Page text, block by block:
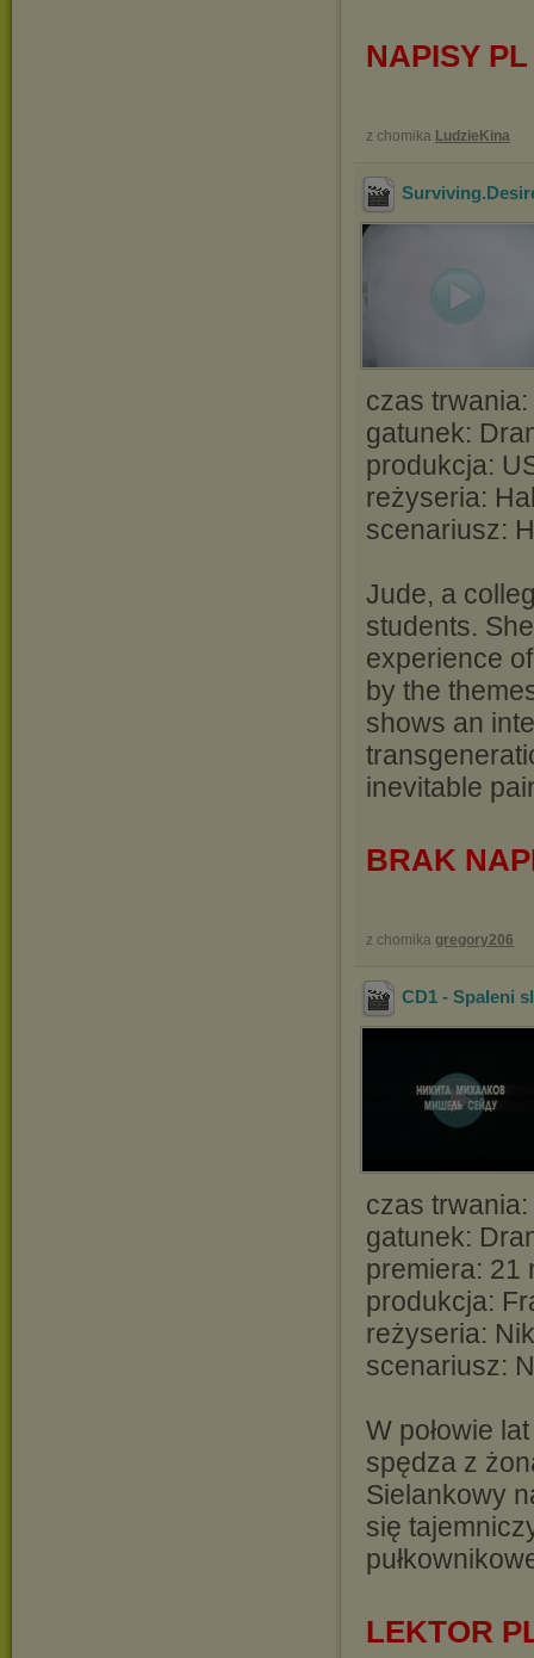
NAPISY PL
z chomika LudzieKina
czas
gatunek:
produkcja:
reżyseria:
scenariusz:
Jude, a
students.
experience
by the
shows an
inevitable
BRAK
z chomika gregory206
CD1 - Spaleni
czas
gatunek:
premiera: 21
produkcja:
reżyseria:
scenariusz:
W połowie
spędza z
Sielankowy
się
LEKTOR